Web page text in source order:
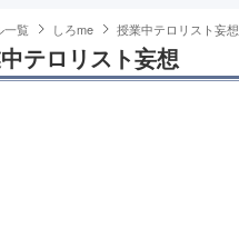
一覧 しろme 授業中テロリスト妄想
テロリスト妄想